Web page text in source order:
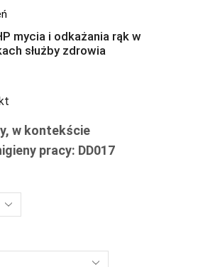
mycia i odkażania rąk w
służby zdrowia
zł
w kontekście
pracy: DD017